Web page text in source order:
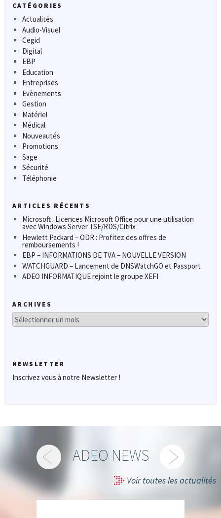
CATÉGORIES
Actualités
Audio-Visuel
Cegid
Digital
EBP
Education
Entreprises
Evènements
Gestion
Matériel
Médical
Nouveautés
Promotions
Sage
Sécurité
Téléphonie
ARTICLES RÉCENTS
Microsoft : Licences Microsoft Office pour une utilisation
avec Windows Server TSE/RDS/Citrix
Hewlett Packard – ODR : Profitez des offres de
remboursements !
EBP – INFORMATIONS DE TVA – NOUVELLE VERSION
WATCHGUARD – Lancement de DNSWatchGO et Passport
ADEO INFORMATIQUE rejoint le groupe XEFI
ARCHIVES
Archives
NEWSLETTER
Inscrivez vous à notre Newsletter !
ADEO NEWS
Voir toutes les actualités